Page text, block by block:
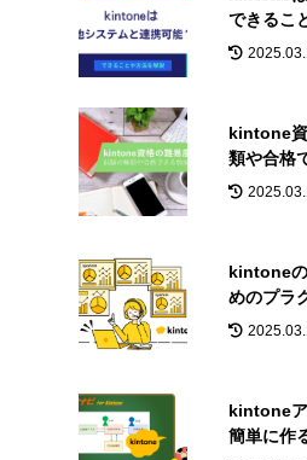
できるこ
kintone
類や合格
kintone
めのプラ
kintone
簡単に作